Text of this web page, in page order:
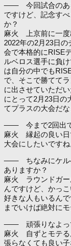
―― 今回試合のあ
ですけど、記念す
か？
麻火 上京前に一度
2022年の2月23日
会で本格的にRISE
ルベロス選手に負
は自分の中でも
で、そこで勝てて
に出させていただ
にとって2月23日の
てプラスの大会だな
―― 今まで2回出て
麻火 縁起の良い日
大会にしたいですね
―― ちなみにケル
ありますか？
麻火 ラウンドガー
んですけど、かっ
好きな人もいるん
までいけば絶対に
―― 頑張りなよっ
麻火 自ずとモテる
張らなくても良い